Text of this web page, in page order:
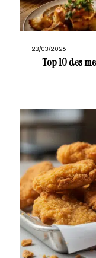
23/03/2026
Top 10 des